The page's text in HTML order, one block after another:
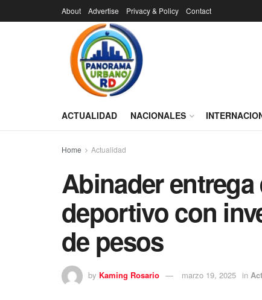
About Advertise Privacy & Policy Contact
ACTUALIDAD NACIONALES
Home Actualidad
Abinader
deportivo con
de pesos
by Kaming Rosario marzo 19, 2025 in